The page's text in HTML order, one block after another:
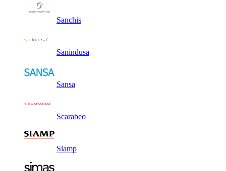
Sanchis
Sanindusa
Sansa
Scarabeo
Siamp